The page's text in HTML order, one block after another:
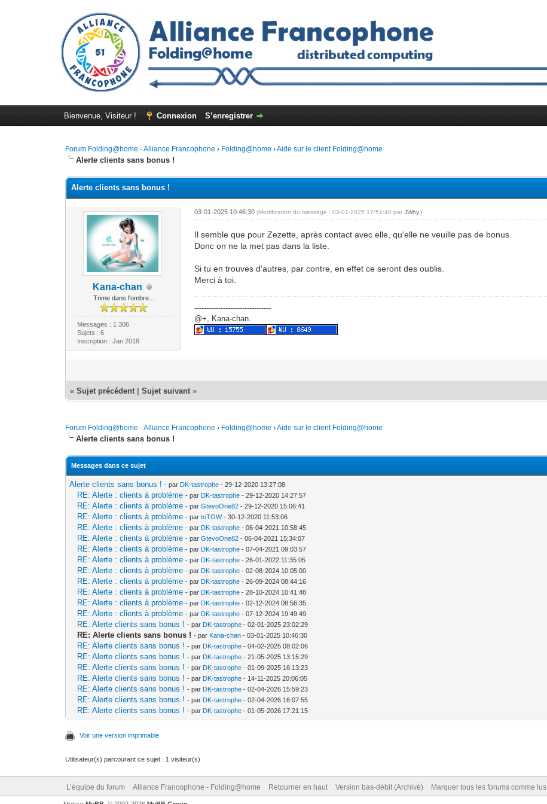
Bienvenue, Visiteur ! Connexion S’enregistrer
Forum Folding@home - Alliance Francophone › Folding@home ›Aide sur le client Folding@home
Alerte clients sans bonus !
Alerte clients sans bonus !
Kana-chan
Trime dans l'ombre...
Messages : 1 306
Sujets : 6
Inscription : Jan 2018
03-01-2025 10:46:30(Modification du message : 03-01-2025 17:51:40 parJWhy.)
Il semble que pour Zezette, après contact avec elle, qu'elle ne veuille pas de bonus.
Donc on ne la met pas dans la liste.
Si tu en trouves d'autres, par contre, en effet ce seront des oublis.
Merci à toi.
--------------------------------
@+, Kana-chan.
«Sujet précédent |Sujet suivant »
Forum Folding@home - Alliance Francophone › Folding@home ›Aide sur le client Folding@home
Alerte clients sans bonus !
Messages dans ce sujet
Alerte clients sans bonus ! - par DK-tastrophe - 29-12-2020 13:27:08
RE: Alerte : clients à problème - par DK-tastrophe - 29-12-2020 14:27:57
RE: Alerte : clients à problème - parGtevoOne82 - 29-12-2020 15:06:41
RE: Alerte : clients à problème - partoTOW- 30-12-2020 11:53:06
RE: Alerte : clients à problème - par DK-tastrophe - 06-04-2021 10:58:45
RE: Alerte : clients à problème - parGtevoOne82 - 06-04-2021 15:34:07
RE: Alerte : clients à problème - par DK-tastrophe - 07-04-2021 09:03:57
RE: Alerte : clients à problème - par DK-tastrophe - 26-01-2022 11:35:05
RE: Alerte : clients à problème - par DK-tastrophe - 02-08-2024 10:05:00
RE: Alerte : clients à problème - par DK-tastrophe - 26-09-2024 08:44:16
RE: Alerte : clients à problème - par DK-tastrophe - 28-10-2024 10:41:48
RE: Alerte : clients à problème - par DK-tastrophe - 02-12-2024 08:56:35
RE: Alerte : clients à problème - par DK-tastrophe - 07-12-2024 19:49:49
RE: Alerte clients sans bonus ! - par DK-tastrophe - 02-01-2025 23:02:29
RE: Alerte clients sans bonus ! - par Kana-chan - 03-01-2025 10:46:30
RE: Alerte clients sans bonus ! - par DK-tastrophe - 04-02-2025 08:02:06
RE: Alerte clients sans bonus ! - par DK-tastrophe - 21-05-2025 13:15:29
RE: Alerte clients sans bonus ! - par DK-tastrophe - 01-09-2025 16:13:23
RE: Alerte clients sans bonus ! - par DK-tastrophe - 14-11-2025 20:06:05
RE: Alerte clients sans bonus ! - par DK-tastrophe - 02-04-2026 15:59:23
RE: Alerte clients sans bonus ! - par DK-tastrophe - 02-04-2026 16:07:55
RE: Alerte clients sans bonus ! - par DK-tastrophe - 01-05-2026 17:21:15
Voir une version imprimable
Utilisateur(s) parcourant ce sujet : 1 visiteur(s)
L’équipe du forum Alliance Francophone - Folding@home Retourner en haut Version bas-débit (Archivé) Marquer tous les forums comme lus